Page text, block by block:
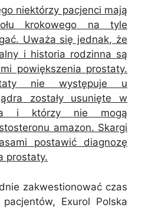
niektórzy pacjenci mają
krokowego na tyle
Uważa się jednak, że
i historia rodzinna są
powiększenia prostaty.
nie występuje u
zostały usunięte w
i którzy nie mogą
amazon. Skargi
postawić diagnozę
prostaty.
zakwestionować czas
Exurol Polska